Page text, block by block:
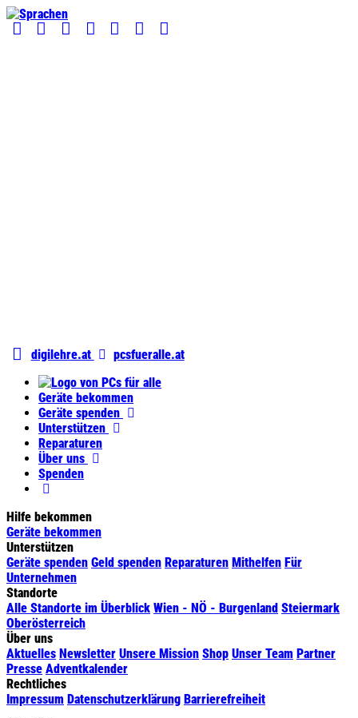
digilehre.at
pcsfueralle.at
PCs
für
alle
Geräte bekommen
Geräte spenden
Unterstützen
Reparaturen
Über uns
Spenden
Hilfe bekommen
Geräte bekommen
Unterstützen
Geräte spenden Geld spenden Reparaturen Mithelfen Für
Unternehmen
Standorte
Alle Standorte im Überblick Wien - NÖ - Burgenland Steiermark
Oberösterreich
Über uns
Aktuelles Newsletter Unsere Mission Shop Unser Team Partner
Presse Adventkalender
Rechtliches
Impressum Datenschutzerklärung Barrierefreiheit